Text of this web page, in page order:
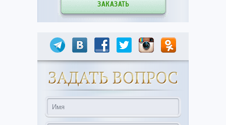
ЗАКАЗАТЬ